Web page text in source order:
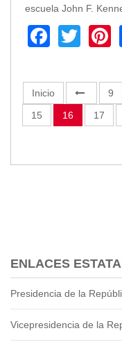
escuela John F.
Inicio 9
15
16 17
ENLACES
Presidencia de la
Vicepresidencia de la